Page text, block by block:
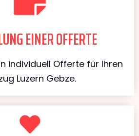
EINER OFFERTE
individuell Offerte für Ihren
Luzern Gebze.